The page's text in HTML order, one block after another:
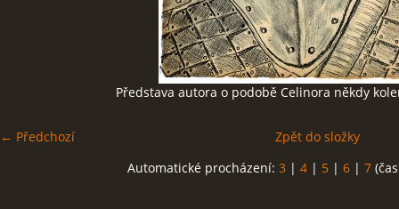
Představa autora o podobě Celinora někdy
← Předchozí
Zpět do složky
Automatické procházení: 3 | 4 | 5 | 6 | 7